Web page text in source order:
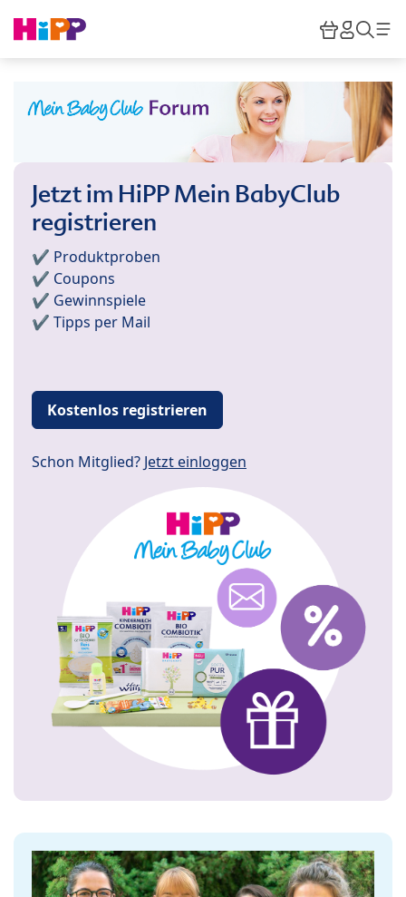
HiPP
Jetzt im HiPP Mein BabyClub
registrieren
✔️ Produktproben
✔️ Coupons
✔️ Gewinnspiele
✔️ Tipps per Mail
Kostenlos registrieren
Schon Mitglied? Jetzt einloggen